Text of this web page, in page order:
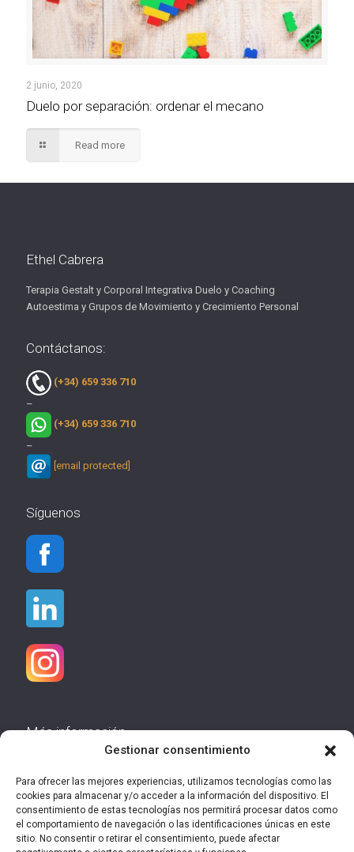
Gestionar consentimiento
Para ofrecer las mejores experiencias, utilizamos tecnologías como las
cookies para almacenar y/o acceder a la información del dispositivo. El
consentimiento de estas tecnologías nos permitirá procesar datos como
el comportamiento de navegación o las identificaciones únicas en este
sitio. No consentir o retirar el consentimiento, puede afectar
2 junio, 2020
Duelo por separación: ordenar el mecano
Read more
Ethel Cabrera
Terapia Gestalt y Corporal Integrativa Duelo y Coaching
Autoestima y Grupos de Movimiento y Crecimiento Personal
Contáctanos:
(+34) 659 336 710
–
(+34) 659 336 710
–
[email protected]
Síguenos
Más información
Política de Cookies
Política de Privacidad
Mapa Web